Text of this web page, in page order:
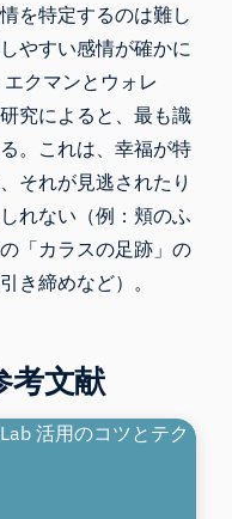
を特定するのは難し
やすい感情が確かに
クマンとウォレ
究によると、最も識
。これは、幸福が特
それが見逃されたり
れない（例：頬のふ
「カラスの足跡」の
き締めなど）。
考文献